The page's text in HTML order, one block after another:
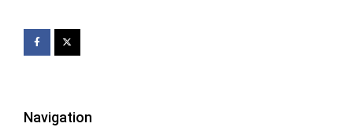
Navigation